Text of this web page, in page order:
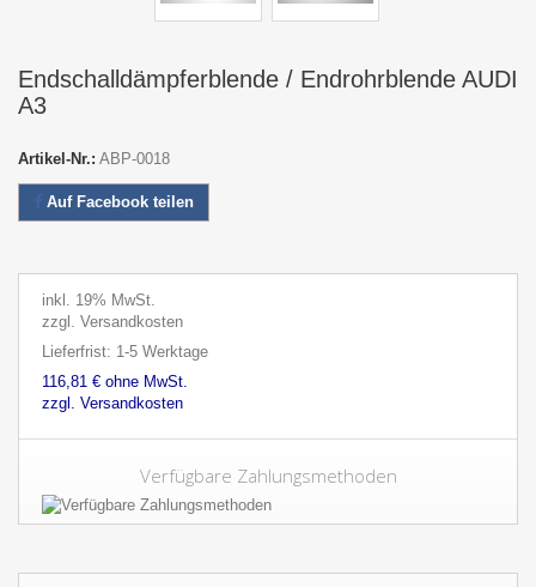
Endschalldämpferblende / Endrohrblende AUDI
A3
Artikel-Nr.: ABP-0018
Auf Facebook teilen
inkl. 19% MwSt.
zzgl. Versandkosten
Lieferfrist: 1-5 Werktage
116,81 € ohne MwSt.
zzgl. Versandkosten
Verfügbare Zahlungsmethoden